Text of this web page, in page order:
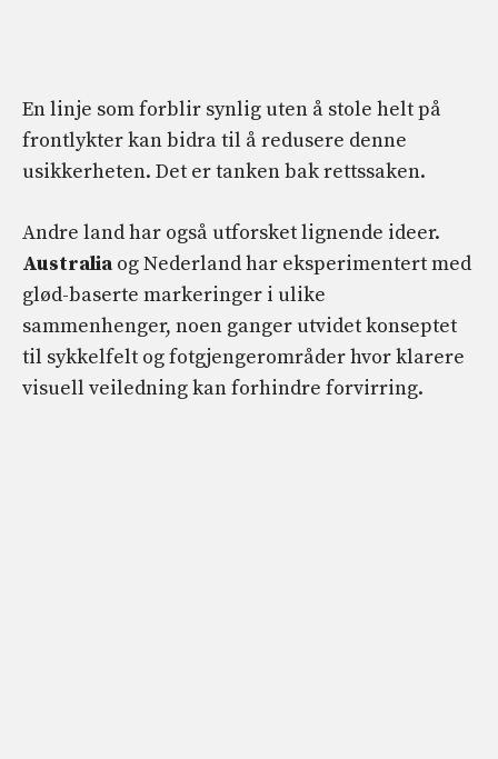
En linje som forblir synlig uten å stole helt på
frontlykter kan bidra til å redusere denne
usikkerheten. Det er tanken bak rettssaken.
Andre land har også utforsket lignende ideer.
Australia og Nederland har eksperimentert med
glød-baserte markeringer i ulike
sammenhenger, noen ganger utvidet konseptet
til sykkelfelt og fotgjengerområder hvor klarere
visuell veiledning kan forhindre forvirring.